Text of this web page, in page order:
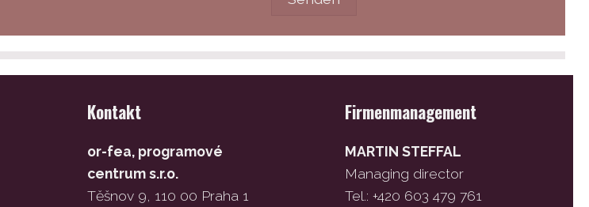
Kontakt
or-fea, programové
centrum s.r.o.
Těšnov 9, 110 00 Praha 1
Firmenmanagement
MARTIN STEFFAL
Managing director
Tel.: +420 603 479 761